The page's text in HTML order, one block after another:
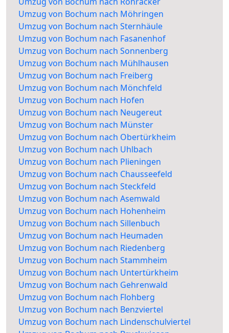
Umzug von Bochum nach Möhringen
Umzug von Bochum nach Sternhäule
Umzug von Bochum nach Fasanenhof
Umzug von Bochum nach Sonnenberg
Umzug von Bochum nach Mühlhausen
Umzug von Bochum nach Freiberg
Umzug von Bochum nach Mönchfeld
Umzug von Bochum nach Hofen
Umzug von Bochum nach Neugereut
Umzug von Bochum nach Münster
Umzug von Bochum nach Obertürkheim
Umzug von Bochum nach Uhlbach
Umzug von Bochum nach Plieningen
Umzug von Bochum nach Chausseefeld
Umzug von Bochum nach Steckfeld
Umzug von Bochum nach Asemwald
Umzug von Bochum nach Hohenheim
Umzug von Bochum nach Sillenbuch
Umzug von Bochum nach Heumaden
Umzug von Bochum nach Riedenberg
Umzug von Bochum nach Stammheim
Umzug von Bochum nach Untertürkheim
Umzug von Bochum nach Gehrenwald
Umzug von Bochum nach Flohberg
Umzug von Bochum nach Benzviertel
Umzug von Bochum nach Lindenschulviertel